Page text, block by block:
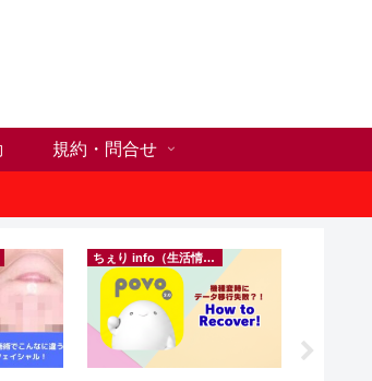
規約・問合せ
ちぇり info（生活情報）